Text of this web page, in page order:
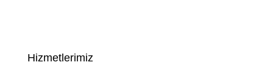
Hizmetlerimiz